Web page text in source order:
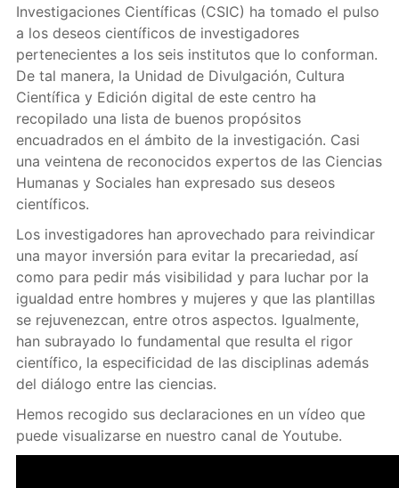
Investigaciones Científicas (CSIC) ha tomado el pulso
a los deseos científicos de investigadores
pertenecientes a los seis institutos que lo conforman.
De tal manera, la Unidad de Divulgación, Cultura
Científica y Edición digital de este centro ha
recopilado una lista de buenos propósitos
encuadrados en el ámbito de la investigación. Casi
una veintena de reconocidos expertos de las Ciencias
Humanas y Sociales han expresado sus deseos
científicos.
Los investigadores han aprovechado para reivindicar
una mayor inversión para evitar la precariedad, así
como para pedir más visibilidad y para luchar por la
igualdad entre hombres y mujeres y que las plantillas
se rejuvenezcan, entre otros aspectos. Igualmente,
han subrayado lo fundamental que resulta el rigor
científico, la especificidad de las disciplinas además
del diálogo entre las ciencias.
Hemos recogido sus declaraciones en un vídeo que
puede visualizarse en nuestro canal de Youtube.